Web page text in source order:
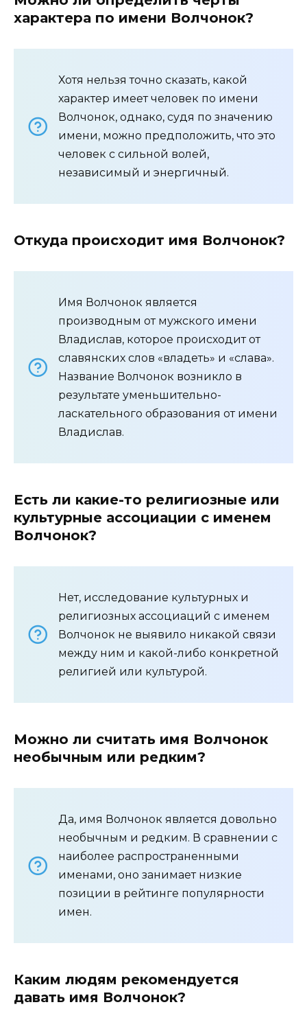
характера по имени Волчонок?
Хотя нельзя точно сказать, какой
характер имеет человек по имени
Волчонок, однако, судя по значению
имени, можно предположить, что это
человек с сильной волей,
независимый и энергичный.
Откуда происходит имя Волчонок?
Имя Волчонок является
производным от мужского имени
Владислав, которое происходит от
славянских слов «владеть» и «слава».
Название Волчонок возникло в
результате уменьшительно-
ласкательного образования от имени
Владислав.
Есть ли какие-то религиозные или
культурные ассоциации с именем
Волчонок?
Нет, исследование культурных и
религиозных ассоциаций с именем
Волчонок не выявило никакой связи
между ним и какой-либо конкретной
религией или культурой.
Можно ли считать имя Волчонок
необычным или редким?
Да, имя Волчонок является довольно
необычным и редким. В сравнении с
наиболее распространенными
именами, оно занимает низкие
позиции в рейтинге популярности
имен.
Каким людям рекомендуется
давать имя Волчонок?